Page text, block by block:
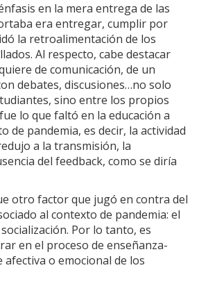
en la mera entrega de las
era entregar, cumplir por
la retroalimentación de los
Al respecto, cabe destacar
de comunicación, de un
debates, discusiones…no solo
sino entre los propios
lo que faltó en la educación a
de pandemia, es decir, la actividad
a la transmisión, la
del feedback, como se diría
otro factor que jugó en contra del
al contexto de pandemia: el
Por lo tanto, es
en el proceso de enseñanza-
o emocional de los